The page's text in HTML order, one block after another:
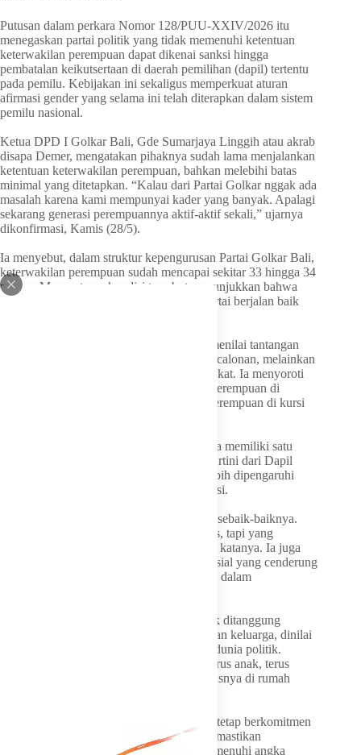
Putusan dalam perkara Nomor 128/PUU-XXIV/2026 itu
menegaskan partai politik yang tidak memenuhi ketentuan
keterwakilan perempuan dapat dikenai sanksi hingga
pembatalan keikutsertaan di daerah pemilihan (dapil) tertentu
pada pemilu. Kebijakan ini sekaligus memperkuat aturan
afirmasi gender yang selama ini telah diterapkan dalam sistem
pemilu nasional.
Ketua DPD I Golkar Bali, Gde Sumarjaya Linggih atau akrab
disapa Demer, mengatakan pihaknya sudah lama menjalankan
ketentuan keterwakilan perempuan, bahkan melebihi batas
minimal yang ditetapkan. “Kalau dari Partai Golkar nggak ada
masalah karena kami mempunyai kader yang banyak. Apalagi
sekarang generasi perempuannya aktif-aktif sekali,” ujarnya
dikonfirmasi, Kamis (28/5).
Ia menyebut, dalam struktur kepengurusan Partai Golkar Bali,
keterwakilan perempuan sudah mencapai sekitar 33 hingga 34
persen. Menurutnya, kondisi tersebut menunjukkan bahwa
proses kaderisasi perempuan di internal partai berjalan baik
Namun, Anggota Komisi VI DPR RI ini menilai tantangan
terbesar bukan pada pemenuhan kuota pencalonan, melainkan
pada proses keterpilihan di tengah masyarakat. Ia menyoroti
masih adanya kesenjangan antara jumlah perempuan di
masyarakat dengan jumlah keterwakilan perempuan di kursi
Saat ini, Partai Golkar di DPRD Bali hanya memiliki satu
legislator perempuan, yakni Ni Putu Yuli Artini dari Dapil
Karangasem. Kondisi tersebut, kata dia, lebih dipengaruhi
oleh pilihan pemilih dalam sistem demokrasi.
“Sebenarnya kami menyajikannya dengan sebaik-baiknya.
Perempuan-perempuan itu yang berkualitas, tapi yang
kepilihan mungkin lebih banyak laki-laki,” katanya. Ia juga
menyinggung masih adanya pandangan sosial yang cenderung
menempatkan laki-laki sebagai figur utama dalam
Selain itu, beban ganda yang masih banyak ditanggung
perempuan, seperti urusan rumah tangga dan keluarga, dinilai
turut memengaruhi keterlibatan mereka di dunia politik.
“Kalau perempuan biasanya hamil, mengurus anak, terus
mengurus rumah tangga. Berat banget tugasnya di rumah
Meski demikian, Golkar Bali menegaskan tetap berkomitmen
memperkuat kaderisasi perempuan dan memastikan
keterwakilan perempuan tidak sekadar memenuhi angka